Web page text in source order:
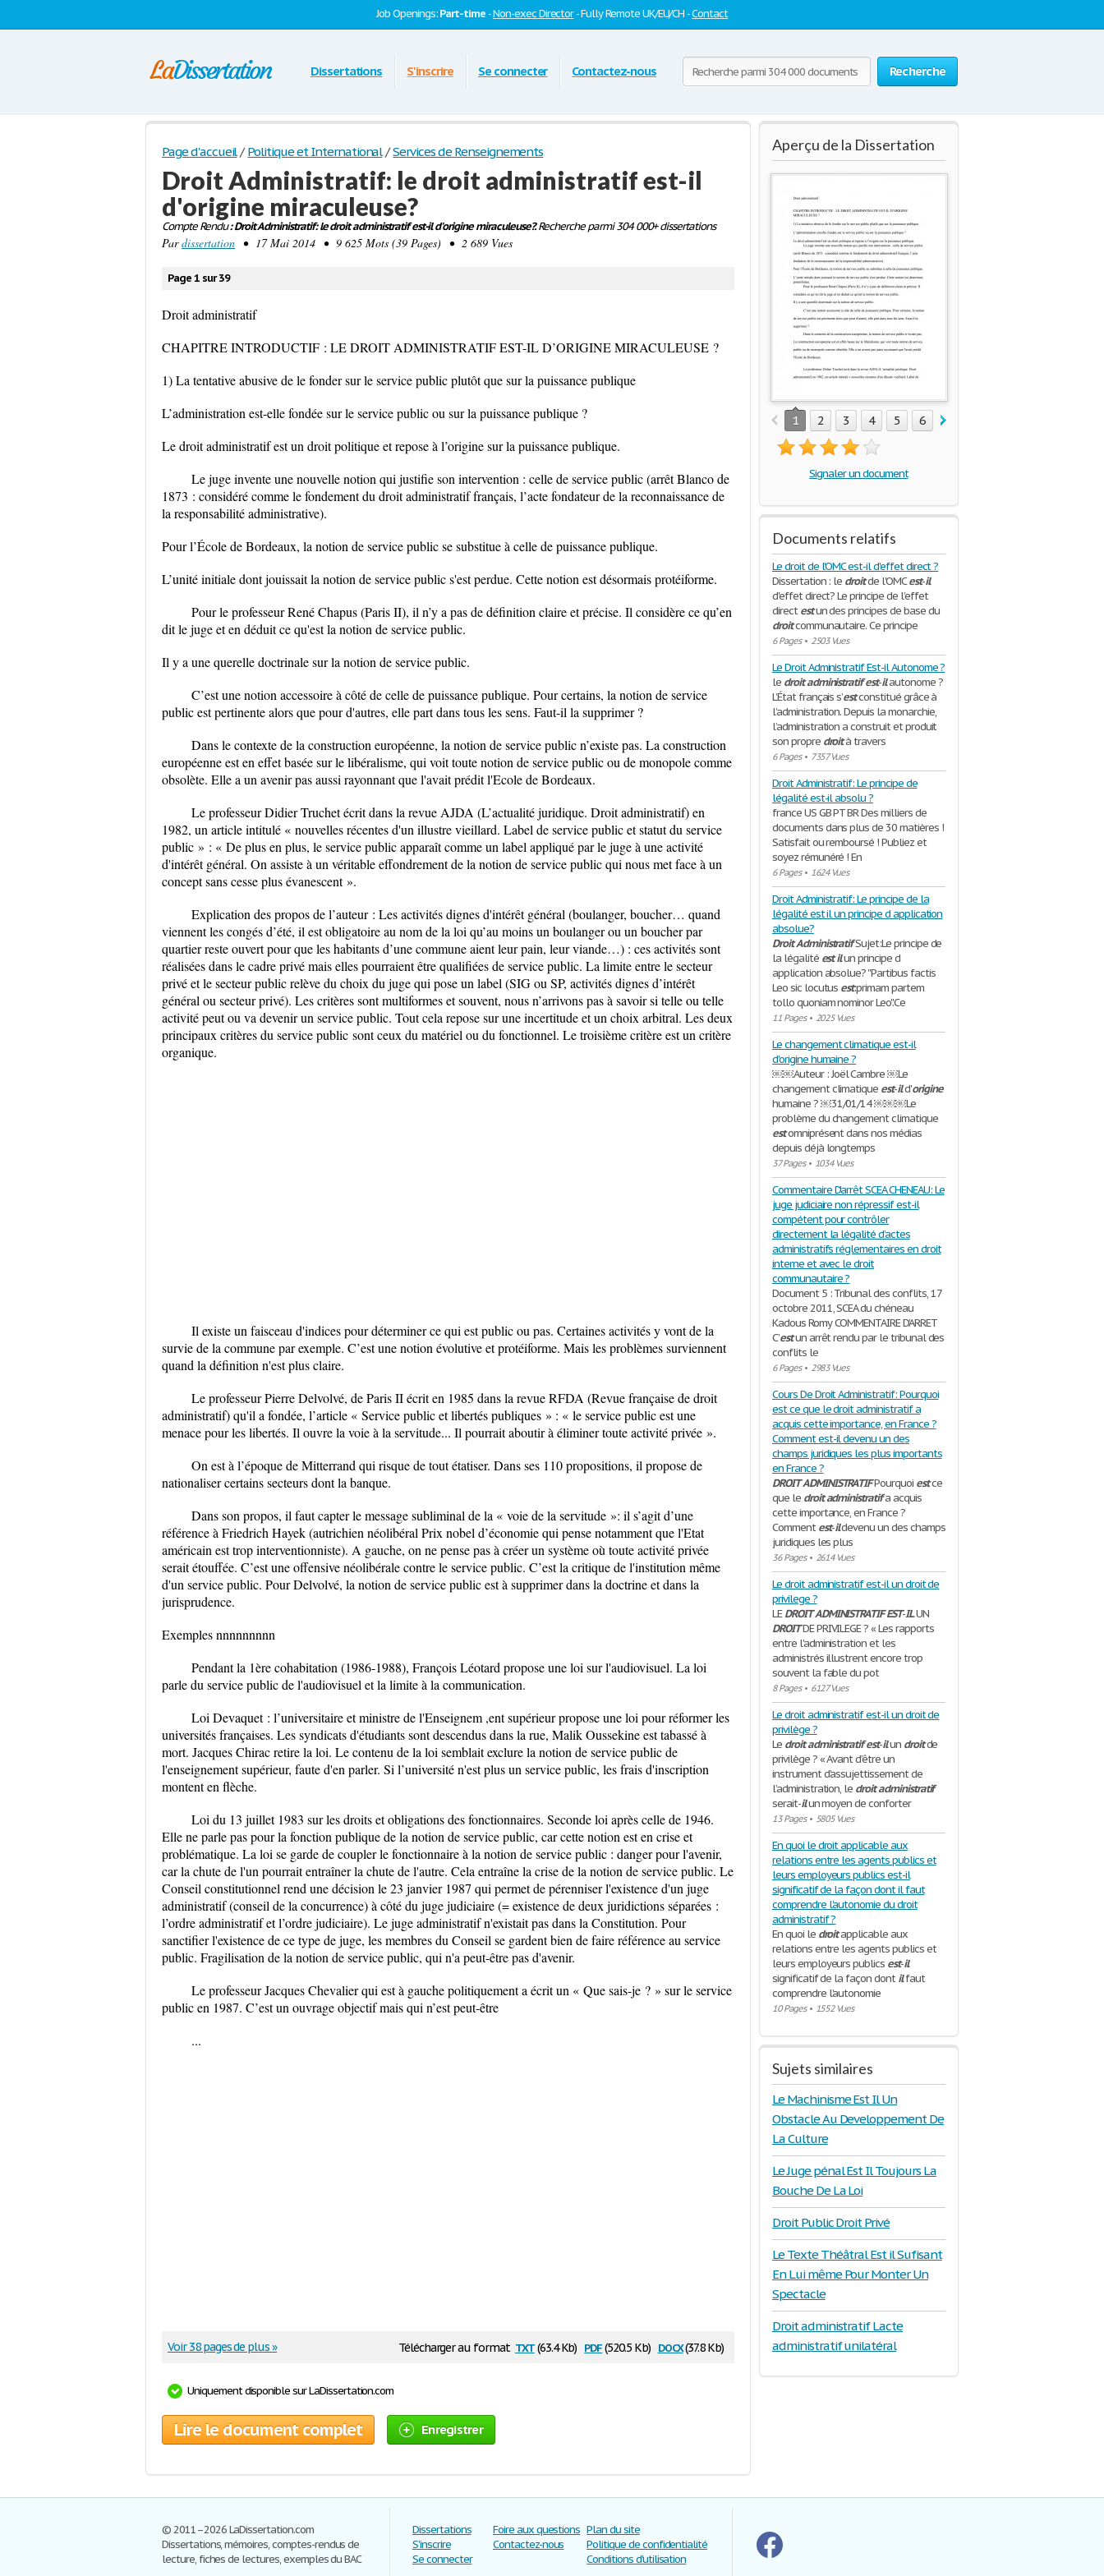
Job Openings:Part-time -Non-exec Director- Fully Remote UK/EU/CH -Contact
Recherche
Dissertations S'inscrire Se connecter Contactez-nous
Page d'accueil / Politique et International / Services de Renseignements
Droit Administratif: le droit administratif est-il
d'origine miraculeuse?
Compte Rendu: Droit Administratif: le droit administratif est-il d'origine miraculeuse?.Recherche parmi 304 000+ dissertations
Pardissertation • 17 Mai 2014 • 9 625 Mots (39 Pages) • 2 689 Vues
Page 1 sur 39
Droit administratif
CHAPITRE INTRODUCTIF : LE DROIT ADMINISTRATIF EST-IL D’ORIGINE MIRACULEUSE ?
1) La tentative abusive de le fonder sur le service public plutôt que sur la puissance publique
L’administration est-elle fondée sur le service public ou sur la puissance publique ?
Le droit administratif est un droit politique et repose à l’origine sur la puissance publique.
Le juge invente une nouvelle notion qui justifie son intervention : celle de service public (arrêt Blanco de
1873 : considéré comme le fondement du droit administratif français, l’acte fondateur de la reconnaissance de
la responsabilité administrative).
Pour l’École de Bordeaux, la notion de service public se substitue à celle de puissance publique.
L’unité initiale dont jouissait la notion de service public s'est perdue. Cette notion est désormais protéiforme.
Pour le professeur René Chapus (Paris II), il n’y a pas de définition claire et précise. Il considère ce qu’en
dit le juge et en déduit ce qu'est la notion de service public.
Il y a une querelle doctrinale sur la notion de service public.
C’est une notion accessoire à côté de celle de puissance publique. Pour certains, la notion de service
public est pertinente alors que pour d'autres, elle part dans tous les sens. Faut-il la supprimer ?
Dans le contexte de la construction européenne, la notion de service public n’existe pas. La construction
européenne est en effet basée sur le libéralisme, qui voit toute notion de service public ou de monopole comme
obsolète. Elle a un avenir pas aussi rayonnant que l'avait prédit l'Ecole de Bordeaux.
Le professeur Didier Truchet écrit dans la revue AJDA (L’actualité juridique. Droit administratif) en
1982, un article intitulé « nouvelles récentes d'un illustre vieillard. Label de service public et statut du service
public » : « De plus en plus, le service public apparaît comme un label appliqué par le juge à une activité
d'intérêt général. On assiste à un véritable effondrement de la notion de service public qui nous met face à un
concept sans cesse plus évanescent ».
Explication des propos de l’auteur : Les activités dignes d'intérêt général (boulanger, boucher… quand
viennent les congés d’été, il est obligatoire au nom de la loi qu’au moins un boulanger ou un boucher par
quartier reste ouvert pour que les habitants d’une commune aient leur pain, leur viande…) : ces activités sont
réalisées dans le cadre privé mais elles pourraient être qualifiées de service public. La limite entre le secteur
privé et le secteur public relève du choix du juge qui pose un label (SIG ou SP, activités dignes d’intérêt
général ou secteur privé). Les critères sont multiformes et souvent, nous n’arrivons pas à savoir si telle ou telle
activité peut ou va devenir un service public. Tout cela repose sur une incertitude et un choix arbitral. Les deux
principaux critères du service public sont ceux du matériel ou du fonctionnel. Le troisième critère est un critère
organique.
Il existe un faisceau d'indices pour déterminer ce qui est public ou pas. Certaines activités y vont de la
survie de la commune par exemple. C’est une notion évolutive et protéiforme. Mais les problèmes surviennent
quand la définition n'est plus claire.
Le professeur Pierre Delvolvé, de Paris II écrit en 1985 dans la revue RFDA (Revue française de droit
administratif) qu'il a fondée, l’article « Service public et libertés publiques » : « le service public est une
menace pour les libertés. Il ouvre la voie à la servitude... Il pourrait aboutir à éliminer toute activité privée ».
On est à l’époque de Mitterrand qui risque de tout étatiser. Dans ses 110 propositions, il propose de
nationaliser certains secteurs dont la banque.
Dans son propos, il faut capter le message subliminal de la « voie de la servitude »: il s’agit d’une
référence à Friedrich Hayek (autrichien néolibéral Prix nobel d’économie qui pense notamment que l'Etat
américain est trop interventionniste). A gauche, on ne pense pas à créer un système où toute activité privée
serait étouffée. C’est une offensive néolibérale contre le service public. C’est la critique de l'institution même
d'un service public. Pour Delvolvé, la notion de service public est à supprimer dans la doctrine et dans la
jurisprudence.
Exemples nnnnnnnnn
Pendant la 1ère cohabitation (1986-1988), François Léotard propose une loi sur l'audiovisuel. La loi
parle du service public de l'audiovisuel et la limite à la communication.
Loi Devaquet : l’universitaire et ministre de l'Enseignem ,ent supérieur propose une loi pour réformer les
universités françaises. Les syndicats d'étudiants sont descendus dans la rue, Malik Oussekine est tabassé à
mort. Jacques Chirac retire la loi. Le contenu de la loi semblait exclure la notion de service public de
l'enseignement supérieur, faute d'en parler. Si l’université n'est plus un service public, les frais d'inscription
montent en flèche.
Loi du 13 juillet 1983 sur les droits et obligations des fonctionnaires. Seconde loi après celle de 1946.
Elle ne parle pas pour la fonction publique de la notion de service public, car cette notion est en crise et
problématique. La loi se garde de coupler le fonctionnaire à la notion de service public : danger pour l'avenir,
car la chute de l'un pourrait entraîner la chute de l'autre. Cela entraîne la crise de la notion de service public. Le
Conseil constitutionnel rend une décision le 23 janvier 1987 qui permet de pérenniser l'existence d'un juge
administratif (conseil de la concurrence) à côté du juge judiciaire (= existence de deux juridictions séparées :
l’ordre administratif et l’ordre judiciaire). Le juge administratif n'existait pas dans la Constitution. Pour
sanctifier l'existence de ce type de juge, les membres du Conseil se gardent bien de faire référence au service
public. Fragilisation de la notion de service public, qui n'a peut-être pas d'avenir.
Le professeur Jacques Chevalier qui est à gauche politiquement a écrit un « Que sais-je ? » sur le service
public en 1987. C’est un ouvrage objectif mais qui n’est peut-être
...
Télécharger au format txt(63.4 Kb) pdf(520.5 Kb) docx(37.8 Kb)
Voir 38 pages de plus »
Uniquement disponible sur LaDissertation.com
Lire le document complet Enregistrer
Aperçu de la Dissertation
1 2 3 4 5 6 7
Signaler un document
Documents relatifs
Le droit de l'OMC est-il d'effet direct ?
Dissertation : le droitde l'OMCest-il
d'effet direct? Le principe de l’effet
directestun des principes de base du
droitcommunautaire. Ce principe
6 Pages• 2503 Vues
Le Droit Administratif Est-il Autonome ?
le droitadministratifest-ilautonome ?
L’État français s’estconstitué grâce à
l’administration. Depuis la monarchie,
l’administration a construit et produit
son propre droità travers
6 Pages• 7357 Vues
Droit Administratif: Le principe de
légalité est-il absolu ?
france US GB PT BR Des milliers de
documents dans plus de 30 matières !
Satisfait ou remboursé ! Publiez et
soyez rémunéré ! En
6 Pages• 1624 Vues
Droit Administratif: Le principe de la
légalité est il un principe d application
absolue?
DroitAdministratifSujet:Le principe de
la légalité est ilun principe d
application absolue? ''Partibus factis
Leo sic locutus est:primam partem
tollo quoniam nominor Leo''.Ce
11 Pages• 2025 Vues
Le changement climatique est-il
d'origine humaine ?
￼￼Auteur : Joël Cambre ￼Le
changement climatique est-ild'origine
humaine ? ￼31/01/14 ￼￼￼Le
problème du changement climatique
estomniprésent dans nos médias
depuis déjà longtemps
37 Pages• 1034 Vues
Commentaire D'arrêt SCEA CHENEAU: Le
juge judiciaire non répressif est-il
compétent pour contrôler
directement la légalité d’actes
administratifs réglementaires en droit
interne et avec le droit
communautaire ?
Document 5 : Tribunal des conflits, 17
octobre 2011, SCEA du chéneau
Kadous Romy COMMENTAIRE D’ARRET
C’estun arrêt rendu par le tribunal des
conflits le
6 Pages• 2983 Vues
Cours De Droit Administratif: Pourquoi
est ce que le droit administratif a
acquis cette importance, en France ?
Comment est-il devenu un des
champs juridiques les plus importants
en France ?
DROITADMINISTRATIFPourquoi estce
que le droitadministratifa acquis
cette importance, en France ?
Commentest-ildevenu un des champs
juridiques les plus
36 Pages• 2614 Vues
Le droit administratif est-il un droit de
privilege ?
LEDROITADMINISTRATIF EST-ILUN
DROITDE PRIVILEGE ? « Les rapports
entre l'administration et les
administrés illustrent encore trop
souvent la fable du pot
8 Pages• 6127 Vues
Le droit administratif est-il un droit de
privilège ?
Le droitadministratifest-ilun droitde
privilège ? « Avant d’être un
instrument d’assujettissement de
l’administration, le droitadministratif
serait-ilun moyen de conforter
13 Pages• 5805 Vues
En quoi le droit applicable aux
relations entre les agents publics et
leurs employeurs publics est-il
significatif de la façon dont il faut
comprendre l’autonomie du droit
administratif ?
En quoi le droitapplicable aux
relations entre les agents publics et
leurs employeurs publics est-il
significatif de la façon dontilfaut
comprendre l’autonomie
10 Pages• 1552 Vues
Sujets similaires
Le Machinisme Est Il Un
Obstacle Au Developpement De
La Culture
Le Juge pénal Est Il Toujours La
Bouche De La Loi
Droit Public Droit Privé
Le Texte Théâtral Est il Sufisant
En Lui même Pour Monter Un
Spectacle
Droit administratif Lacte
administratif unilatéral
© 2011–2026 LaDissertation.com
Dissertations, mémoires, comptes-rendus de
lecture, fiches de lectures, exemples du BAC
Dissertations
S'inscrire
Se connecter
Foire aux questions
Contactez-nous
Plan du site
Politique de confidentialité
Conditions d'utilisation